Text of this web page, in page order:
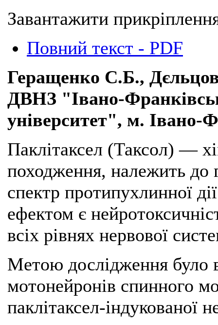
Завантажити
Повний текст - PDF
Геращенко С.Б.,
ДВНЗ "Івано-
університет", м. Івано-
Паклітаксел (Таксол) —
походження, належить до
спектр протипухлинної
ефектом є
всіх рівнях нервової
Метою дослідження було
мотонейронів спинного
паклітаксел-індукованої